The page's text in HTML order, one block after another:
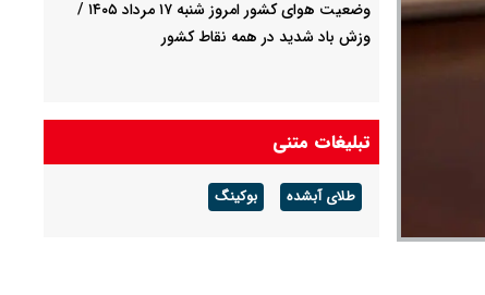
وضعیت هوای کشور امروز شنبه ۱۷ مرداد ۱۴۰۵ /
وزش باد شدید در همه نقاط کشور
تبلیغات متنی
طلای آبشده بوکینگ